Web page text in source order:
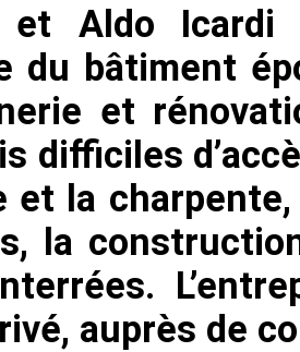
et Aldo
du bâtiment
et
difficiles
la charpente,
la
auprès de